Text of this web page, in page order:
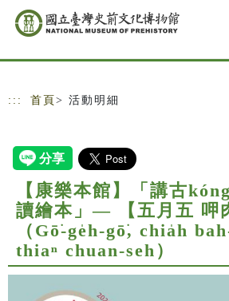
跳到主要內容
網站導覽
::: 首頁 > 活動明細
【康樂本館】「講古
讀繪本」— 【五月五 呷
（Gō͘-ge̍h-gō͘, chia̍h
thiaⁿ chuan-seh）